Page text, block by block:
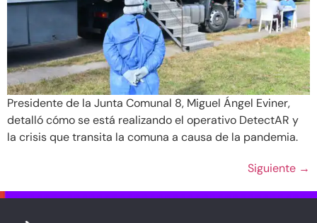
Presidente de la Junta Comunal 8, Miguel Ángel Eviner,
detalló cómo se está realizando el operativo DetectAR y
la crisis que transita la comuna a causa de la pandemia.
Siguiente →